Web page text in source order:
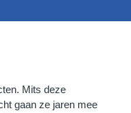
Mits deze
gaan ze jaren mee